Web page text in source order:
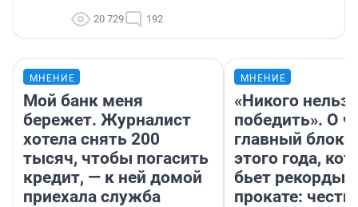
20 729 192
МНЕНИЕ
Мой банк меня
бережет. Журналист
хотела снять 200
тысяч, чтобы погасить
кредит, — к ней домой
приехала служба
МНЕНИЕ
«Никого нельзя
победить». О
главный
этого года,
бьет рекорды в
прокате: